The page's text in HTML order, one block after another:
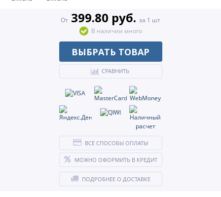
От 399.80 руб. за 1 шт
В наличии много
ВЫБРАТЬ ТОВАР
СРАВНИТЬ
ВСЕ СПОСОБЫ ОПЛАТЫ
МОЖНО ОФОРМИТЬ В КРЕДИТ
ПОДРОБНЕЕ О ДОСТАВКЕ